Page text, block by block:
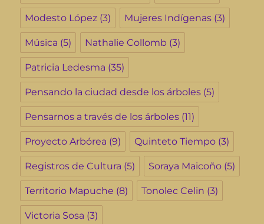
Modesto López (3) Mujeres Indígenas (3)
Música (5) Nathalie Collomb (3)
Patricia Ledesma (35)
Pensando la ciudad desde los árboles (5)
Pensarnos a través de los árboles (11)
Proyecto Arbórea (9) Quinteto Tiempo (3)
Registros de Cultura (5) Soraya Maicoño (5)
Territorio Mapuche (8) Tonolec Celin (3)
Victoria Sosa (3)